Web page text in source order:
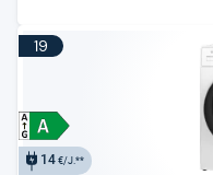
19
14€/J.**